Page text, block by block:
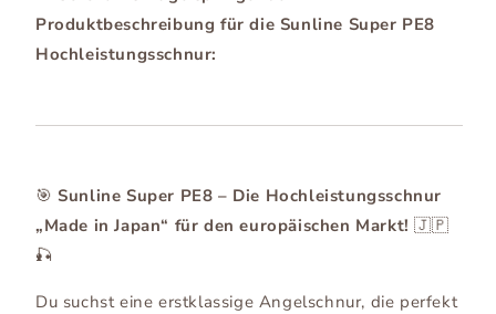
Produktbeschreibung für die Sunline Super PE8
Hochleistungsschnur:
🎯 Sunline Super PE8 – Die Hochleistungsschnur
„Made in Japan“ für den europäischen Markt! 🇯🇵
🎣
Du suchst eine erstklassige Angelschnur, die perfekt